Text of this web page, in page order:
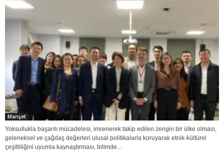
Manşet
Yoksullukla başarılı mücadelesi, imrenerek takip edilen zengin bir ülke olması,
geleneksel ve çağdaş değerleri ulusal politikalarla koruyarak etnik-kültürel
çeşitliliğini uyumla kaynaştırması, bilimde...